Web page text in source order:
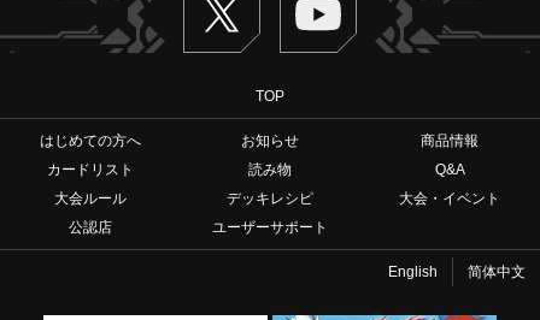
TOP
はじめての方へ お知らせ
商品情報
カードリスト
読み物
Q&A
大会ルール
デッキレシピ
大会・イベント
公認店
ユーザーサポート
English 简体中文